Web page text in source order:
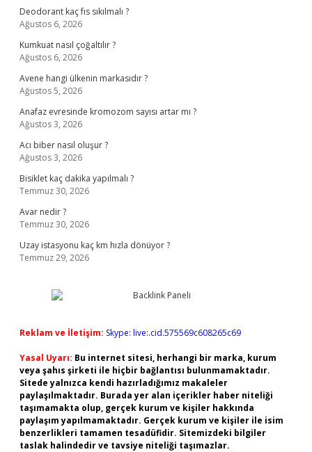
Deodorant kaç fıs sıkılmalı ?
Ağustos 6, 2026
Kumkuat nasıl çoğaltılır ?
Ağustos 6, 2026
Avene hangi ülkenin markasıdır ?
Ağustos 5, 2026
Anafaz evresinde kromozom sayısı artar mı ?
Ağustos 3, 2026
Acı biber nasıl oluşur ?
Ağustos 3, 2026
Bisiklet kaç dakika yapılmalı ?
Temmuz 30, 2026
Avar nedir ?
Temmuz 30, 2026
Uzay istasyonu kaç km hızla dönüyor ?
Temmuz 29, 2026
Reklam ve İletişim: Skype: live:.cid.575569c608265c69
Yasal Uyarı: Bu internet sitesi, herhangi bir marka, kurum
veya şahıs şirketi ile hiçbir bağlantısı bulunmamaktadır.
Sitede yalnızca kendi hazırladığımız makaleler
paylaşılmaktadır. Burada yer alan içerikler haber niteliği
taşımamakta olup, gerçek kurum ve kişiler hakkında
paylaşım yapılmamaktadır. Gerçek kurum ve kişiler ile isim
benzerlikleri tamamen tesadüfidir. Sitemizdeki bilgiler
taslak halindedir ve tavsiye niteliği taşımazlar.